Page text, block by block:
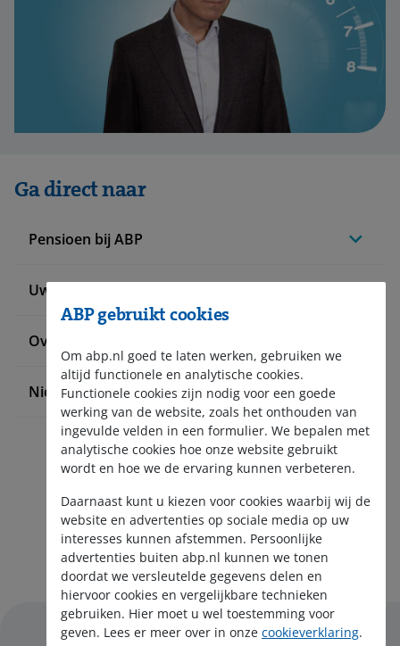
Ga direct naar
Pensioen bij ABP
Uw situatie verandert
Over ABP
Nieuws en pers
Aanmelden nieuwsbrief
ABP gebruikt cookies
Om abp.nl goed te laten werken, gebruiken we
altijd functionele en analytische cookies.
Functionele cookies zijn nodig voor een goede
werking van de website, zoals het onthouden van
ingevulde velden in een formulier. We bepalen met
analytische cookies hoe onze website gebruikt
wordt en hoe we de ervaring kunnen verbeteren.
Daarnaast kunt u kiezen voor cookies waarbij wij de
website en advertenties op sociale media op uw
interesses kunnen afstemmen. Persoonlijke
advertenties buiten abp.nl kunnen we tonen
doordat we versleutelde gegevens delen en
hiervoor cookies en vergelijkbare technieken
gebruiken. Hier moet u wel toestemming voor
geven. Lees er meer over in onze cookieverklaring.